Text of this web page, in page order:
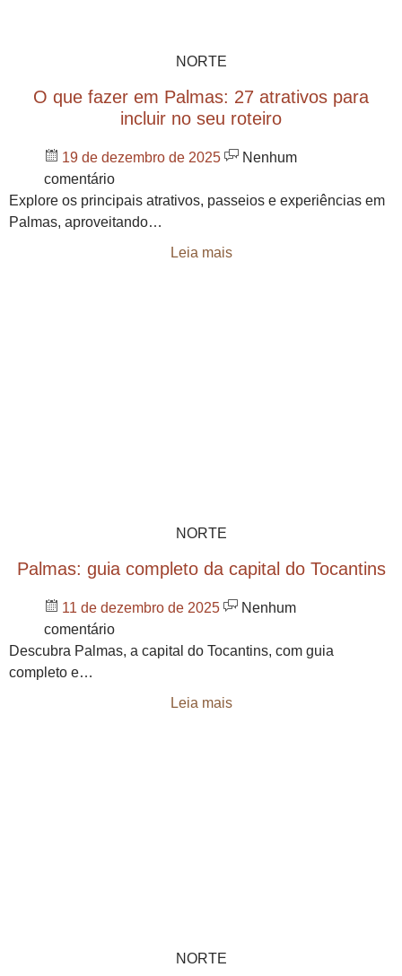
NORTE
O que fazer em Palmas: 27 atrativos para
incluir no seu roteiro
19 de dezembro de 2025
Nenhum
comentário
Explore os principais atrativos, passeios e experiências em
Palmas, aproveitando…
Leia mais
NORTE
Palmas: guia completo da capital do Tocantins
11 de dezembro de 2025
Nenhum
comentário
Descubra Palmas, a capital do Tocantins, com guia
completo e…
Leia mais
NORTE